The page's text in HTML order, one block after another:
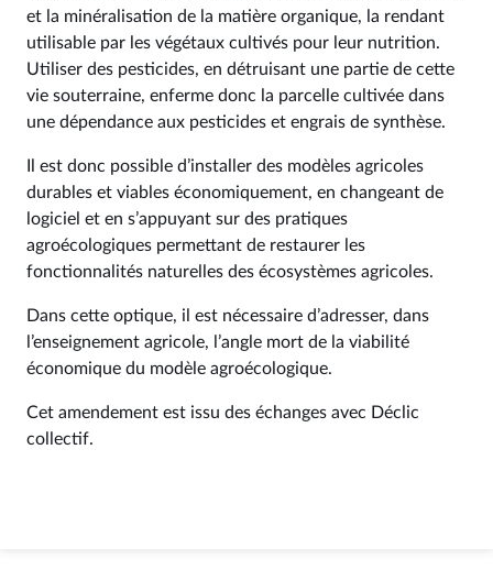
et la minéralisation de la matière organique, la rendant
utilisable par les végétaux cultivés pour leur nutrition.
Utiliser des pesticides, en détruisant une partie de cette
vie souterraine, enferme donc la parcelle cultivée dans
une dépendance aux pesticides et engrais de synthèse.
Il est donc possible d’installer des modèles agricoles
durables et viables économiquement, en changeant de
logiciel et en s’appuyant sur des pratiques
agroécologiques permettant de restaurer les
fonctionnalités naturelles des écosystèmes agricoles.
Dans cette optique, il est nécessaire d’adresser, dans
l’enseignement agricole, l’angle mort de la viabilité
économique du modèle agroécologique.
Cet amendement est issu des échanges avec Déclic
collectif.